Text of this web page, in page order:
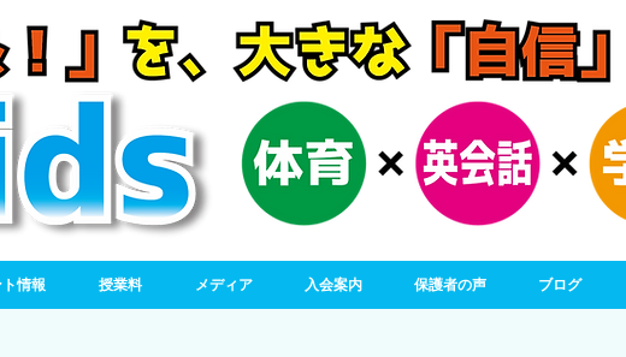
情報 授業料 メディア 入会案内 保護者の声 ブログ